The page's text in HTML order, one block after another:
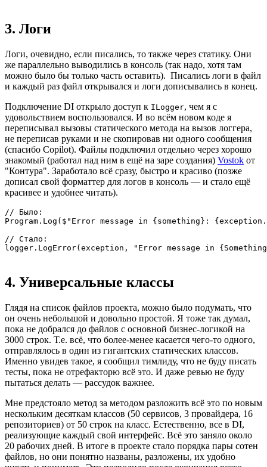
3. Логи
Логи, очевидно, если писались, то также через статику. Они
же параллельно выводились в консоль (так надо, хотя там
можно было бы только часть оставить). Писались логи в файл
и каждый раз файл открывался и логи дописывались в конец.
Подключение DI открыло доступ к ILogger, чем я с
удовольствием воспользовался. И во всём новом коде я
переписывал вызовы статического метода на вызов логгера,
не переписав руками и не скопировав ни одного сообщения
(спасибо Copilot). Файлы подключил отдельно через хорошо
знакомый (работал над ним в ещё на заре создания) Vostok от
"Контура". Заработало всё сразу, быстро и красиво (позже
дописал свой форматтер для логов в консоль — и стало ещё
красивее и удобнее читать).
// Было:
Program.Log($"Error message in {something}:
// Стало:
logger.LogError(exception, "Error message in
4. Универсальные классы
Глядя на список файлов проекта, можно было подумать, что
он очень небольшой и довольно простой. Я тоже так думал,
пока не добрался до файлов с основной бизнес-логикой на
3000 строк. Т.е. всё, что более-менее касается чего-то одного,
отправлялось в один из гигантских статических классов.
Именно увидев такое, я сообщил тимлиду, что не буду писать
тесты, пока не отрефакторю всё это. И даже ревью не буду
пытаться делать — рассудок важнее.
Мне предстояло метод за методом разложить всё это по новым
нескольким десяткам классов (50 сервисов, 3 провайдера, 16
репозиториев) от 50 строк на класс. Естественно, все в DI,
реализующие каждый свой интерфейс. Всё это заняло около
20 рабочих дней. В итоге в проекте стало порядка пары сотен
файлов, но они понятно названы, разложены, их удобно